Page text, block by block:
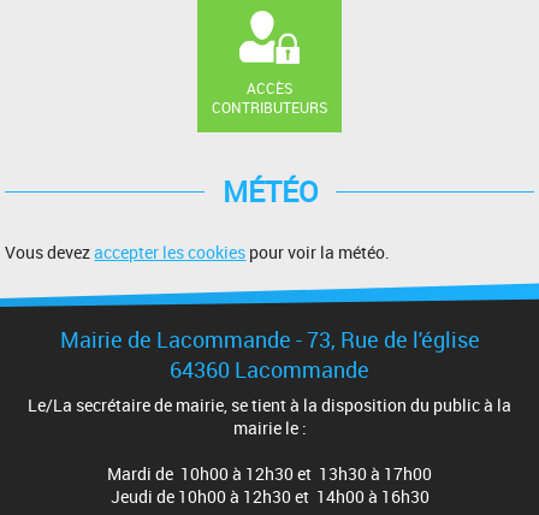
ACCÈS
CONTRIBUTEURS
MÉTÉO
Vous devezaccepter les cookies pour voir la météo.
Mairie de Lacommande - 73, Rue de l'église
64360 Lacommande
Le/La secrétaire de mairie, se tient à la disposition du public à la
mairie le :
Mardi de 10h00 à 12h30 et 13h30 à 17h00
Jeudi de 10h00 à 12h30 et 14h00 à 16h30